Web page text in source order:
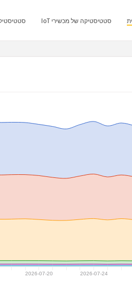
סטטיסטיקה של מכשירי IoT
2026-07-20 2026-07-24